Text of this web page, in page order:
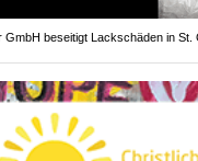
GmbH beseitigt Lackschäden in St.